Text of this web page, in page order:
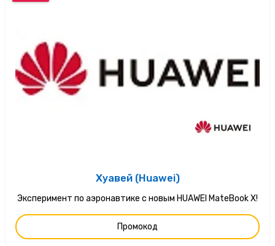
Хуавей (Huawei)
Эксперимент по аэронавтике с новым HUAWEI MateBook X!
Промокод